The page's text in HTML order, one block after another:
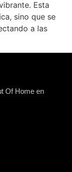
Esta
sino que se
a las
Of Home en